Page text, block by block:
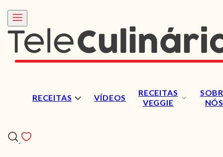
RECEITAS VÍDEOS
RECEITAS
VEGGIE
NÓS